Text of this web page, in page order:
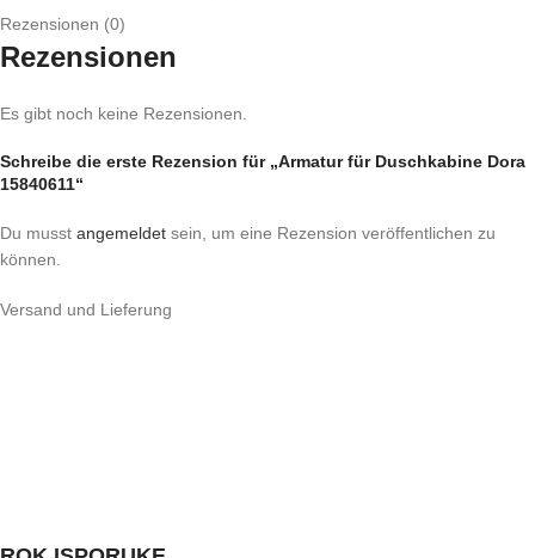
Rezensionen (0)
Rezensionen
Es gibt noch keine Rezensionen.
Schreibe die erste Rezension für „Armatur für Duschkabine Dora
15840611“
Du musst angemeldet sein, um eine Rezension veröffentlichen zu
können.
Versand und Lieferung